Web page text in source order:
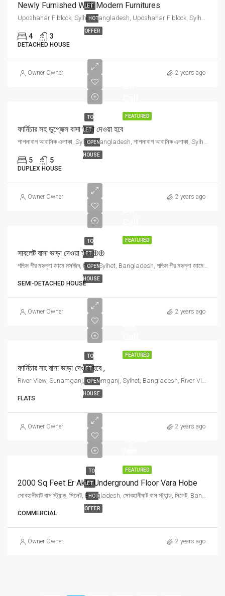
LET
HOT
OFFER
Newly Furnished With Modern Furnitures
Uposhahar F block, Sylhet, Bangladesh, Uposhahar F block, Sylhet, Bangladesh, Sylhet, Sylhet Division
4 3
DETACHED HOUSE
Owner Owner 2 years ago
FEATURED
TO
LET
OPEN
HOUSE
ফার্নিচার সহ ডুপ্লেক্স বাসা ভাড়া দেওয়া হবে
শাপলাবাগ আবাসিক এলাকা, Sylhet, Bangladesh, শাপলাবাগ আবাসিক এলাকা, Sylhet, Bangladesh, Sylhet, Sylhet Division
5 5
DUPLEX HOUSE
Owner Owner 2 years ago
FEATURED
TO
LET
OPEN
HOUSE
সাবলেট বাসা ভাড়া দেওয়া হবে ⊕⊕
পশ্চিম পীর মহল্লা জামে মসজিদ, সিলেট, Sylhet, Bangladesh, পশ্চিম পীর মহল্লা জামে মসজিদ, সিলেট, Sylhet, Bangladesh, Sylhet, Sylhet Division
SEMI-DETACHED HOUSE
Owner Owner 2 years ago
FEATURED
TO
LET
OPEN
HOUSE
ফার্নিচার সহ বাসা ভাড়া দেওয়া হবে ,
River View, Sunamganj, Sunamganj, Sylhet, Bangladesh, River View, Sunamganj, Sunamganj, Sylhet, Bangladesh, Sunamganj, Sylhet Division
FLATS
Owner Owner 2 years ago
FEATURED
TO
LET
HOT
OFFER
2000 Sq Feet Er Akta Underground Floor Vara Hobe
সোবহানীঘাট বাস স্ট্যান্ড, সিলেট, Bangladesh, সোবহানীঘাট বাস স্ট্যান্ড, সিলেট, Bangladesh, Sylhet, Sylhet Division
COMMERCIAL
Owner Owner 2 years ago